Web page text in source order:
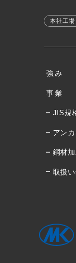
本社工場
強み
事業
JIS規
アン
鋼材
取扱